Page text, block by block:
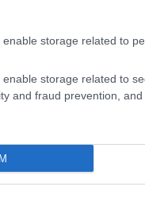
storage related to
storage related to
and fraud prevention, and
πως η
μεταφορές) αλλά
είναι ο
το
του στόχου, το
την παρουσία